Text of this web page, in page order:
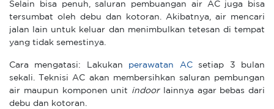
Selain bisa penuh, saluran pembuangan air AC juga bisa
tersumbat oleh debu dan kotoran. Akibatnya, air mencari
jalan lain untuk keluar dan menimbulkan tetesan di tempat
yang tidak semestinya.
Cara mengatasi: Lakukan perawatan ACsetiap 3 bulan
sekali. Teknisi AC akan membersihkan saluran pembungan
air maupun komponen unit indoor
lainnya agar bebas dari
debu dan kotoran.